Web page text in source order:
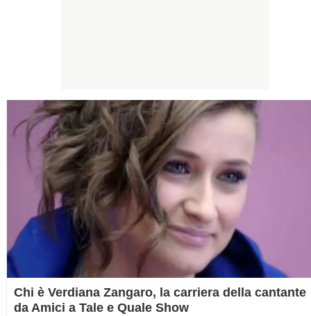
Chi è Verdiana Zangaro, la carriera della cantante
da Amici a Tale e Quale Show